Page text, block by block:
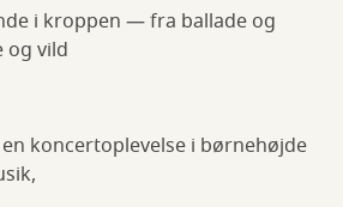
i kroppen — fra ballade og
vild
koncertoplevelse i børnehøjde